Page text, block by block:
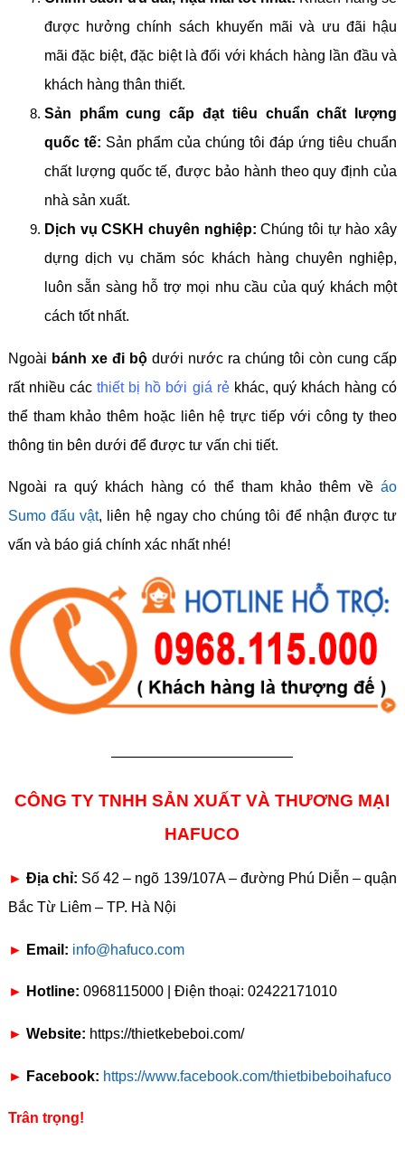
được hưởng chính sách khuyến mãi và ưu đãi hậu
mãi đặc biệt, đặc biệt là đối với khách hàng lần đầu và
khách hàng thân thiết.
Sản phẩm cung cấp đạt tiêu chuẩn chất lượng
quốc tế: Sản phẩm của chúng tôi đáp ứng tiêu chuẩn
chất lượng quốc tế, được bảo hành theo quy định của
nhà sản xuất.
Dịch vụ CSKH chuyên nghiệp: Chúng tôi tự hào xây
dựng dịch vụ chăm sóc khách hàng chuyên nghiệp,
luôn sẵn sàng hỗ trợ mọi nhu cầu của quý khách một
cách tốt nhất.
Ngoài bánh xe đi bộ dưới nước ra chúng tôi còn cung cấp
rất nhiều cácthiết bị hồ bới giá rẻkhác, quý khách hàng có
thể tham khảo thêm hoặc liên hệ trực tiếp với công ty theo
thông tin bên dưới để được tư vấn chi tiết.
Ngoài ra quý khách hàng có thể tham khảo thêm vềáo
Sumo đấu vật, liên hệ ngay cho chúng tôi để nhận được tư
vấn và báo giá chính xác nhất nhé!
————————————–
CÔNG TY TNHH SẢN XUẤT VÀ THƯƠNG MẠI
HAFUCO
► Địa chỉ: Số 42 – ngõ 139/107A – đường Phú Diễn – quận
Bắc Từ Liêm – TP. Hà Nội
► Email: info@hafuco.com
► Hotline: 0968115000 | Điện thoại: 02422171010
► Website: https://thietkebeboi.com/
► Facebook: https://www.facebook.com/thietbibeboihafuco
Trân trọng!